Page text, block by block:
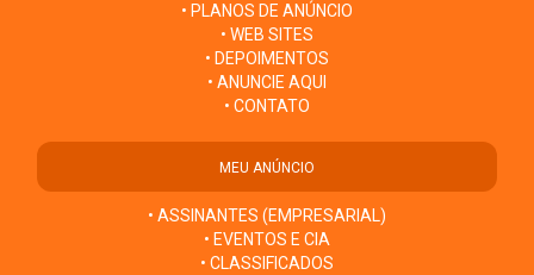
• PLANOS DE ANÚNCIO
• WEB SITES
• DEPOIMENTOS
• ANUNCIE AQUI
• CONTATO
MEU ANÚNCIO
• ASSINANTES (EMPRESARIAL)
• EVENTOS E CIA
• CLASSIFICADOS